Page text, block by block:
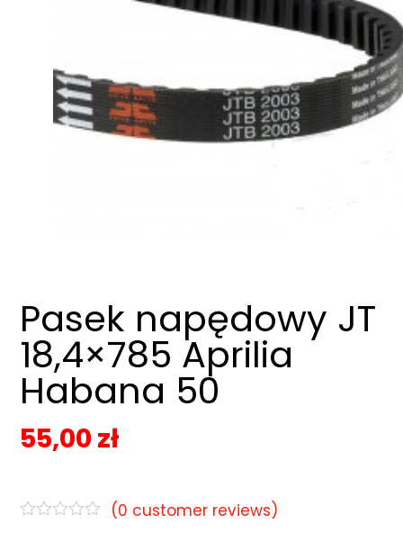
Pasek napędowy JT
18,4×785 Aprilia
Habana 50
55,00 zł
(0 customer reviews)